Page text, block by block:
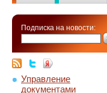
Подписка на новости:
Управление
документами